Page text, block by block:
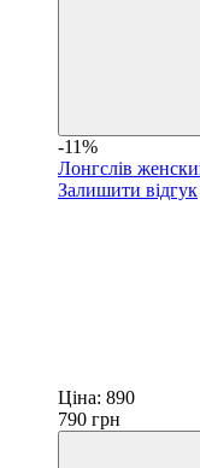
-11%
Лонгслів
Залишити відгук
Ціна: 890
790 грн